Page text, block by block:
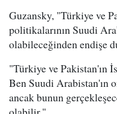
Guzansky, "Türkiye ve
politikalarının Suudi
olabileceğinden endişe
"Türkiye ve Pakistan'ın
Ben Suudi Arabistan'ın
ancak bunun